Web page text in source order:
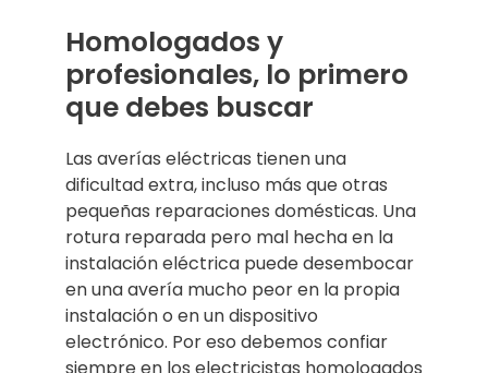
Homologados y
profesionales, lo primero
que debes buscar
Las averías eléctricas tienen una
dificultad extra, incluso más que otras
pequeñas reparaciones domésticas. Una
rotura reparada pero mal hecha en la
instalación eléctrica puede desembocar
en una avería mucho peor en la propia
instalación o en un dispositivo
electrónico. Por eso debemos confiar